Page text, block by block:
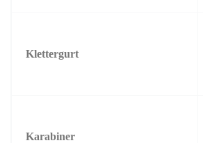
Klettergurt
Karabiner